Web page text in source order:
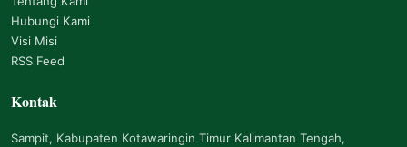
Hubungi Kami
Visi Misi
RSS Feed
Kontak
Sampit, Kabupaten Kotawaringin Timur Kalimantan Tengah,